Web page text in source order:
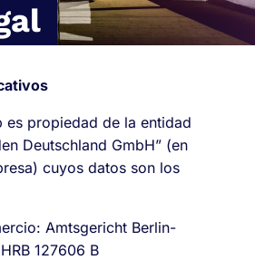
es propiedad de la entidad
Deutschland GmbH” (en
cuyos datos son los
Amtsgericht Berlin-
127606 B